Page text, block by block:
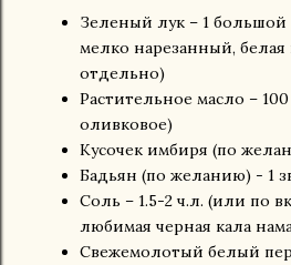
Зеленый лук – 1 большой
мелко нарезанный, белая
отдельно)
Растительное масло –
оливковое)
Кусочек имбиря (по
Бадьян (по желанию) - 1
Соль – 1.5-2 ч.л. (или по
любимая черная кала
Свежемолотый белый